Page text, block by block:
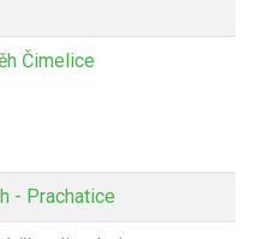
Čimelice
- Prachatice